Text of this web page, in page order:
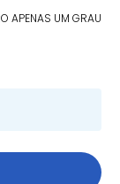
APENAS UM GRAU